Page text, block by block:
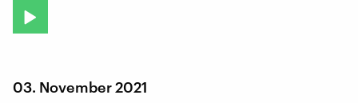
03. November 2021